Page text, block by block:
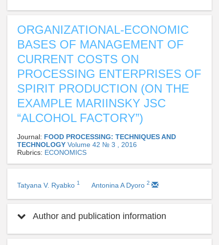
ORGANIZATIONAL-ECONOMIC
BASES OF MANAGEMENT OF
CURRENT COSTS ON
PROCESSING ENTERPRISES OF
SPIRIT PRODUCTION (ON THE
EXAMPLE MARIINSKY JSC
“ALCOHOL FACTORY”)
Journal: FOOD PROCESSING: TECHNIQUES AND
TECHNOLOGY Volume 42 № 3 , 2016
Rubrics: ECONOMICS
Tatyana V. Ryabko 1 Antonina A Dyoro 2
Author and publication information